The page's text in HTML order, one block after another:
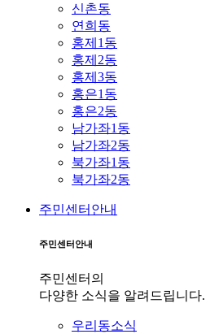
신촌동
연희동
홍제1동
홍제2동
홍제3동
홍은1동
홍은2동
남가좌1동
남가좌2동
북가좌1동
북가좌2동
주민센터안내
주민센터안내
주민센터의
다양한 소식을 알려드립니다.
우리동소식